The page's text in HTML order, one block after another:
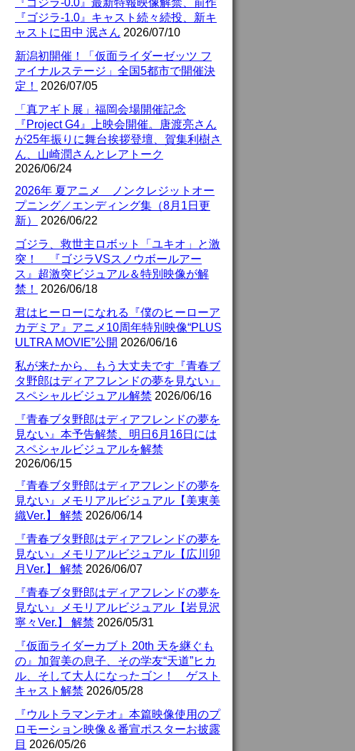
『ゴジラ-0.0』最新特報映像解禁、前作
『ゴジラ-1.0』キャスト続々続投、新キ
ャストに田中 泯さん 2026/07/10
新潟初開催！「仮面ライダーゼッツ フ
ァイナルステージ」全国5都市で開催決
定！
2026/07/05
「真アギト展」福岡会場開催記念
『Project G4』上映会開催。唐渡亮さん
が25年振りに舞台挨拶登壇、賀集利樹さ
ん、山崎潤さんとレアトーク
2026/06/24
2026年 夏アニメ ノンクレジットオー
プニング／エンディング集（8月1日更
新）
2026/06/22
ゴジラ、救世主ロボット「ユキオ」と激
突！ 『ゴジラVSスノウボールアー
ス』超激突ビジュアル＆特別映像が解
禁！
2026/06/18
君はヒーローになれる『僕のヒーローア
カデミア』アニメ10周年特別映像“PLUS
ULTRA MOVIE”公開 2026/06/16
私が来たから、もう大丈夫です『青春ブ
タ野郎はディアフレンドの夢を見ない』
スペシャルビジュアル解禁 2026/06/16
『青春ブタ野郎はディアフレンドの夢を
見ない』本予告解禁、明日6月16日には
スペシャルビジュアルを解禁
2026/06/15
『青春ブタ野郎はディアフレンドの夢を
見ない』メモリアルビジュアル【美東美
織Ver.】 解禁 2026/06/14
『青春ブタ野郎はディアフレンドの夢を
見ない』メモリアルビジュアル【広川卯
月Ver.】 解禁 2026/06/07
『青春ブタ野郎はディアフレンドの夢を
見ない』メモリアルビジュアル【岩見沢
寧々Ver.】 解禁 2026/05/31
『仮面ライダーカブト 20th 天を継ぐも
の』加賀美の息子、その学友“天道”ヒカ
ル、そして大人になったゴン！ ゲスト
キャスト解禁 2026/05/28
『ウルトラマンテオ』本篇映像使用のプ
ロモーション映像＆番宣ポスターお披露
目 2026/05/26